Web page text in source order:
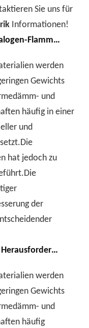
Sie uns für
Informationen!
schäumender Materialien
werden
Gewichts
und
häufig in einer
und
hat jedoch zu
der
in Schaumstoffen
werden
Gewichts
und
häufig